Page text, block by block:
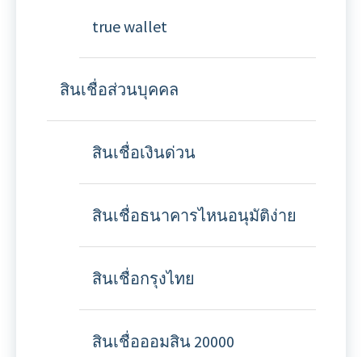
true wallet
สินเชื่อส่วนบุคคล
สินเชื่อเงินด่วน
สินเชื่อธนาคารไหนอนุมัติง่าย
สินเชื่อกรุงไทย
สินเชื่อออมสิน 20000